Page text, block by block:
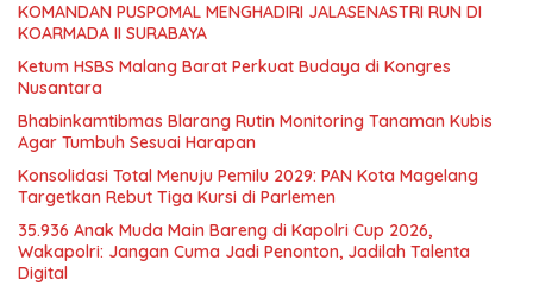
KOMANDAN PUSPOMAL MENGHADIRI JALASENASTRI RUN DI
KOARMADA II SURABAYA
Ketum HSBS Malang Barat Perkuat Budaya di Kongres
Nusantara
Bhabinkamtibmas Blarang Rutin Monitoring Tanaman Kubis
Agar Tumbuh Sesuai Harapan
Konsolidasi Total Menuju Pemilu 2029: PAN Kota Magelang
Targetkan Rebut Tiga Kursi di Parlemen
35.936 Anak Muda Main Bareng di Kapolri Cup 2026,
Wakapolri: Jangan Cuma Jadi Penonton, Jadilah Talenta
Digital